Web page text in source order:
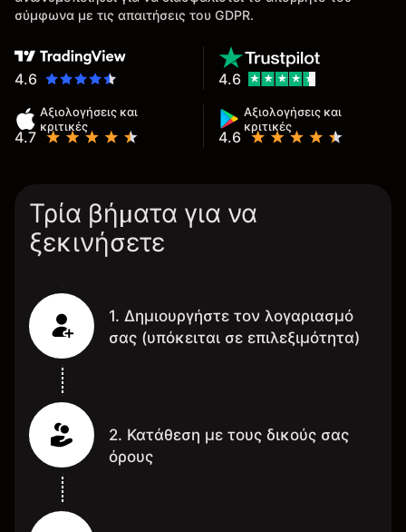
σύμφωνα με τις απαιτήσεις του GDPR.
4.6
Αξιολογήσεις και
κριτικές
4.7
Αξιολογήσεις και
κριτικές
4.6
4.6
Τρία βήματα για να
ξεκινήσετε
1. Δημιουργήστε τον λογαριασμό
σας (υπόκειται σε επιλεξιμότητα)
2. Κατάθεση με τους δικούς σας
όρους